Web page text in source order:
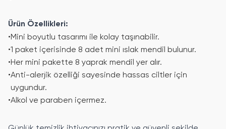
Ürün Özellikleri:
•Mini boyutlu tasarımı ile kolay taşınabilir.
•1 paket içerisinde 8 adet mini ıslak mendil bulunur.
•Her mini pakette 8 yaprak mendil yer alır.
•Anti-alerjik özelliği sayesinde hassas ciltler için
uygundur.
•Alkol ve paraben içermez.